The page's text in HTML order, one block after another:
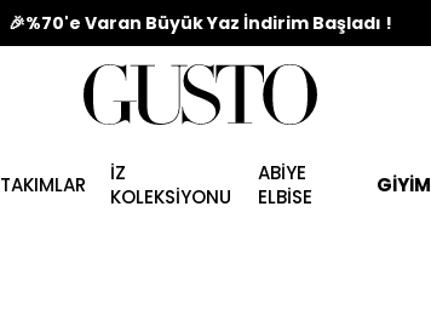
🎉%70'e Varan Büyük Yaz İndirim Başladı !
TAKIMLAR
İZ
KOLEKSİYONU
ABİYE
ELBİSE
GİYİM